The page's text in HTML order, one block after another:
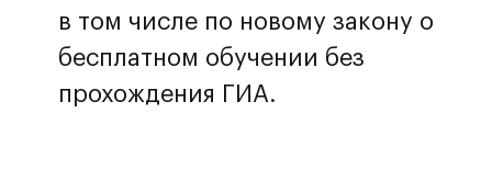
в том числе по новому закону о
бесплатном обучении без
прохождения ГИА.